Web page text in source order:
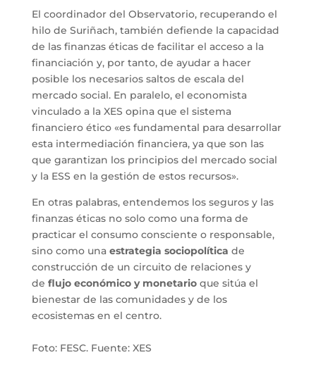
El coordinador del Observatorio, recuperando el
hilo de Suriñach, también defiende la capacidad
de las finanzas éticas de facilitar el acceso a la
financiación y, por tanto, de ayudar a hacer
posible los necesarios saltos de escala del
mercado social. En paralelo, el economista
vinculado a la XES opina que el sistema
financiero ético «es fundamental para desarrollar
esta intermediación financiera, ya que son las
que garantizan los principios del mercado social
y la ESS en la gestión de estos recursos».
En otras palabras, entendemos los seguros y las
finanzas éticas no solo como una forma de
practicar el consumo consciente o responsable,
sino como una estrategia sociopolítica de
construcción de un circuito de relaciones y
de flujo económico y monetarioque sitúa el
bienestar de las comunidades y de los
ecosistemas en el centro.
Foto: FESC. Fuente: XES